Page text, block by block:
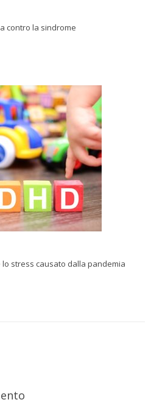
contro la sindrome
lo stress causato dalla pandemia